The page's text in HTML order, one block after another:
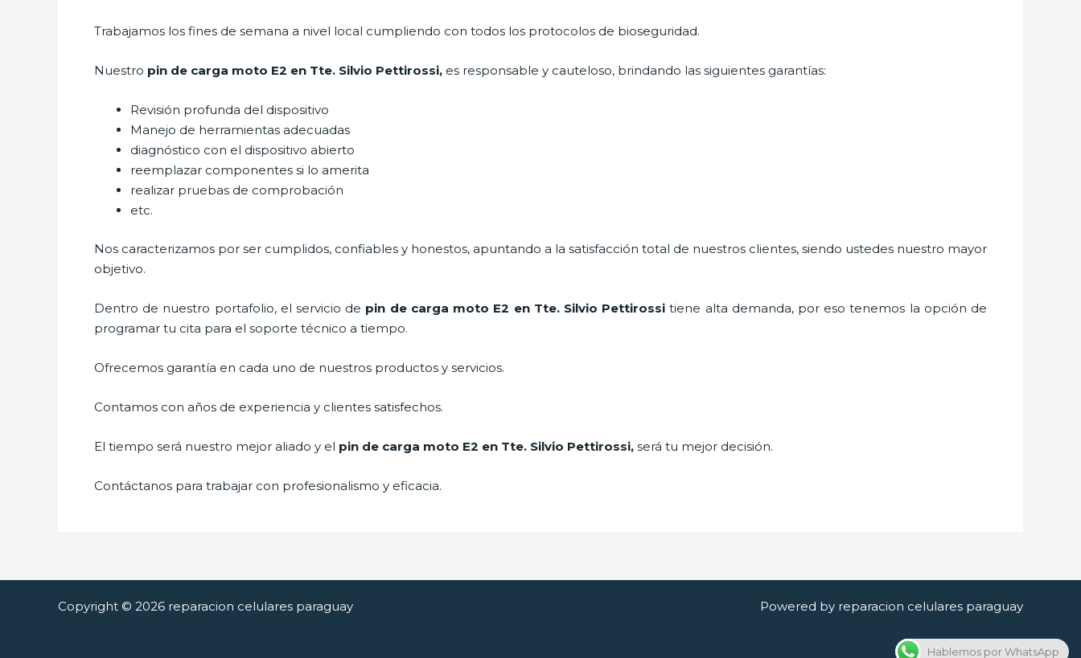
Trabajamos los fines de semana a nivel local cumpliendo con todos los protocolos de bioseguridad.
Nuestro pin de carga moto E2 en Tte. Silvio Pettirossi, es responsable y cauteloso, brindando las siguientes garantías:
Revisión profunda del dispositivo
Manejo de herramientas adecuadas
diagnóstico con el dispositivo abierto
reemplazar componentes si lo amerita
realizar pruebas de comprobación
etc.
Nos caracterizamos por ser cumplidos, confiables y honestos, apuntando a la satisfacción total de nuestros clientes, siendo ustedes nuestro mayor
objetivo.
Dentro de nuestro portafolio, el servicio de pin de carga moto E2 en Tte. Silvio Pettirossi tiene alta demanda, por eso tenemos la opción de
programar tu cita para el soporte técnico a tiempo.
Ofrecemos garantía en cada uno de nuestros productos y servicios.
Contamos con años de experiencia y clientes satisfechos.
El tiempo será nuestro mejor aliado y el pin de carga moto E2 en Tte. Silvio Pettirossi, será tu mejor decisión.
Contáctanos para trabajar con profesionalismo y eficacia.
Copyright © 2026 reparacion celulares paraguay Powered by reparacion celulares paraguay
Hablemos por WhatsApp